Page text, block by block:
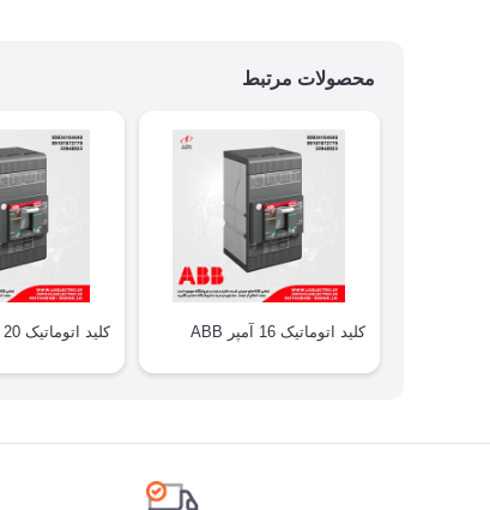
محصولات مرتبط
کلید اتوماتیک 16 آمپر ABB کلید اتوماتیک 20 آمپر ABB